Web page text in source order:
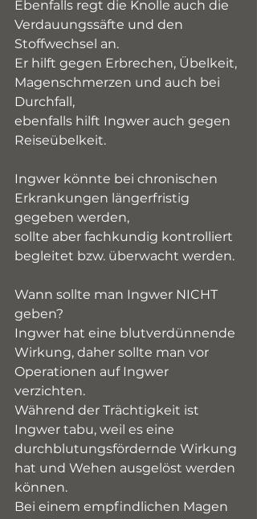
Ebenfalls regt die Knolle auch die
Verdauungssäfte und den
Stoffwechsel an.
Er hilft gegen Erbrechen, Übelkeit,
Magenschmerzen und auch bei
Durchfall,
ebenfalls hilft Ingwer auch gegen
Reiseübelkeit.
Ingwer könnte bei chronischen
Erkrankungen längerfristig
gegeben werden,
sollte aber fachkundig kontrolliert
begleitet bzw. überwacht werden.
Wann sollte man Ingwer NICHT
geben?
Ingwer hat eine blutverdünnende
Wirkung, daher sollte man vor
Operationen auf Ingwer
verzichten.
Während der Trächtigkeit ist
Ingwer tabu, weil es eine
durchblutungsfördernde Wirkung
hat und Wehen ausgelöst werden
können.
Bei einem empfindlichen Magen